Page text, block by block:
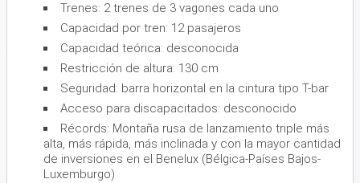
Trenes: 2 trenes de 3 vagones cada uno
Capacidad por tren: 12 pasajeros
Capacidad teórica: desconocida
Restricción de altura: 130 cm
Seguridad: barra horizontal en la cintura tipo T-bar
Acceso para discapacitados: desconocido
Récords: Montaña rusa de lanzamiento triple más
alta, más rápida, más inclinada y con la mayor cantidad
de inversiones en el Benelux (Bélgica-Países Bajos-
Luxemburgo)